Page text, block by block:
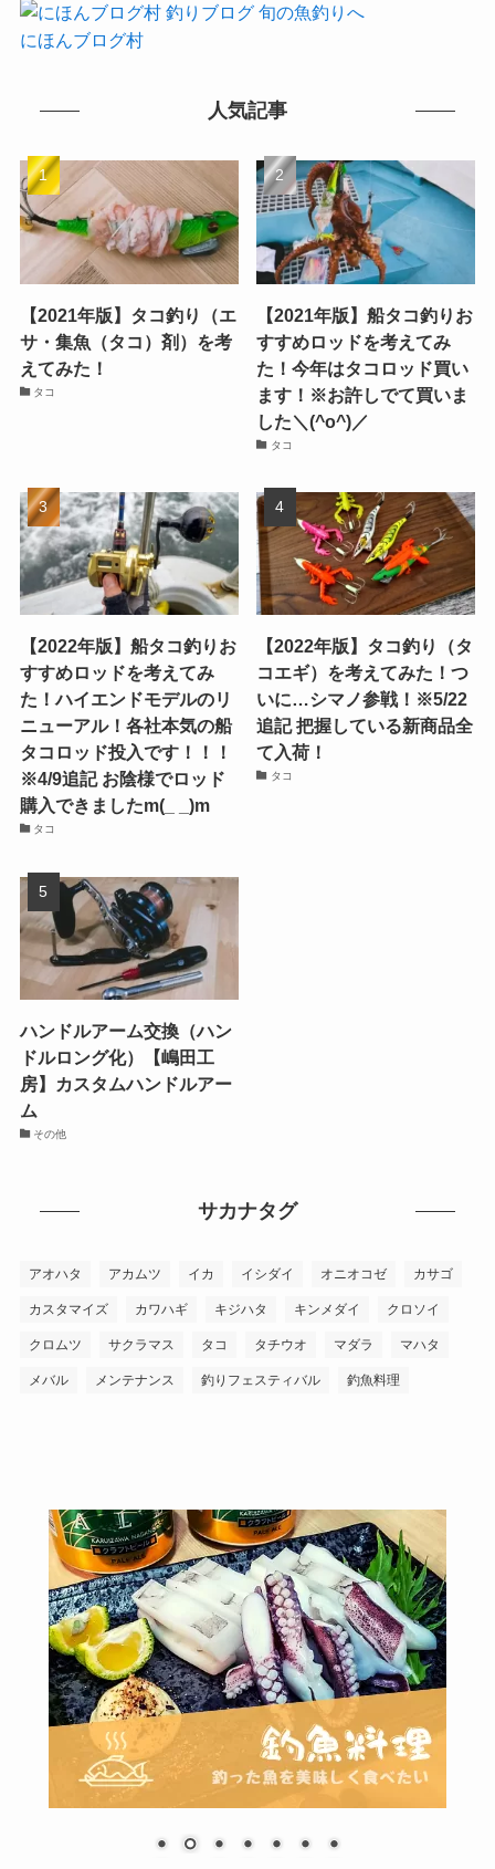
にほんブログ村
人気記事
【2021年版】タコ釣り（エ
サ・集魚（タコ）剤）を考
えてみた！
タコ
【2021年版】船タコ釣りお
すすめロッドを考えてみ
た！今年はタコロッド買い
ます！※お許しでて買いま
した＼(^o^)／
タコ
【2022年版】船タコ釣りお
すすめロッドを考えてみ
た！ハイエンドモデルのリ
ニューアル！各社本気の船
タコロッド投入です！！！
※4/9追記 お陰様でロッド
購入できましたm(_ _)m
タコ
【2022年版】タコ釣り（タ
コエギ）を考えてみた！つ
いに…シマノ参戦！※5/22
追記 把握している新商品全
て入荷！
タコ
ハンドルアーム交換（ハン
ドルロング化）【嶋田工
房】カスタムハンドルアー
ム
その他
サカナタグ
アオハタ アカムツ イカ イシダイ オニオコゼ カサゴ
カスタマイズ カワハギ キジハタ キンメダイ クロソイ
クロムツ サクラマス タコ タチウオ マダラ マハタ
メバル メンテナンス 釣りフェスティバル 釣魚料理